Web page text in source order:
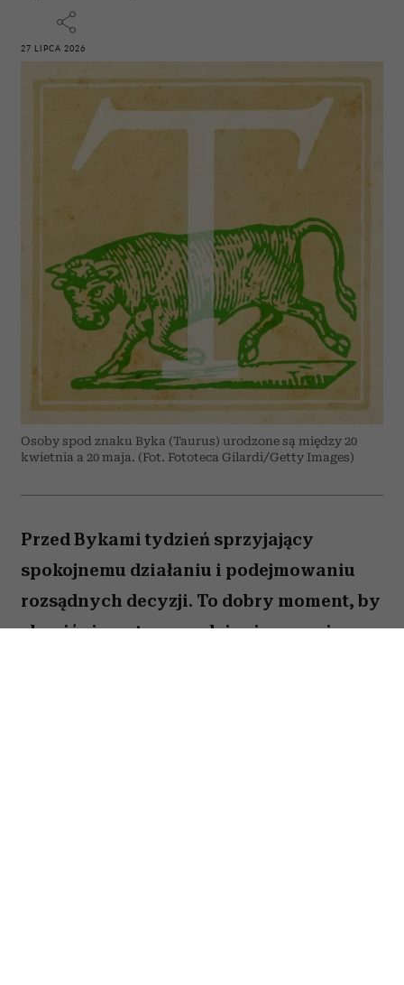
27 LIPCA 2026
Osoby spod znaku Byka (Taurus) urodzone są między 20
kwietnia a 20 maja. (Fot. Fototeca Gilardi/Getty Images)
Przed Bykami tydzień sprzyjający
spokojnemu działaniu i podejmowaniu
rozsądnych decyzji. To dobry moment, by
skupić się na tym, co daje ci poczucie